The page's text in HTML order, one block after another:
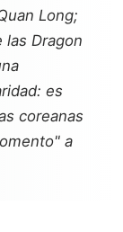
Long;
las Dragon
es
coreanas
a